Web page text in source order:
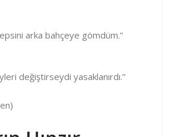
arka bahçeye gömdüm.”
değiştirseydi yasaklanırdı.”